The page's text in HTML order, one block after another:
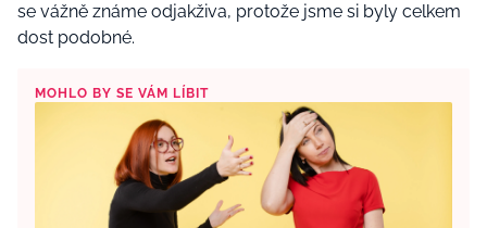
se vážně známe odjakživa, protože jsme si byly celkem
dost podobné.
MOHLO BY SE VÁM LÍBIT